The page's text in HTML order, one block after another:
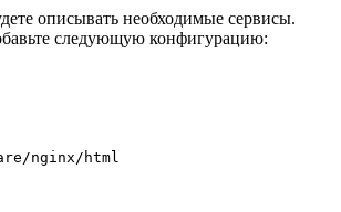
описывать необходимые сервисы.
следующую конфигурацию:
nginx/html